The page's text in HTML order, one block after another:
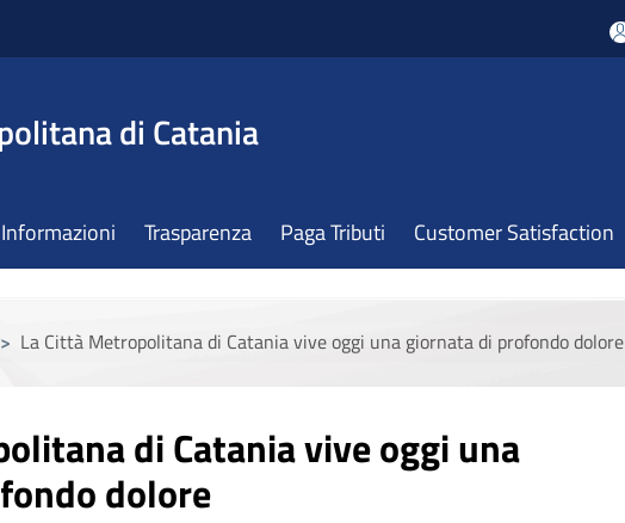
di Catania
Informazioni Trasparenza Paga Tributi Customer Satisfaction
> La Città Metropolitana di Catania vive oggi una giornata di profondo dolore
di Catania vive oggi una
dolore